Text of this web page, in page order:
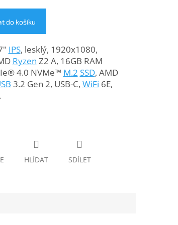
do košíku
IPS, lesklý, 1920x1080,
Ryzen Z2 A, 16GB RAM
4.0 NVMe™ M.2 SSD, AMD
3.2 Gen 2, USB-C, WiFi 6E,
HLÍDAT SDÍLET